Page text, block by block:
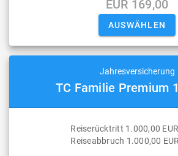
EUR 169,00
Jahresversicherung
TC Familie Premium
Reiserücktritt 1.000,00 EUR
Reiseabbruch 1.000,00 EUR